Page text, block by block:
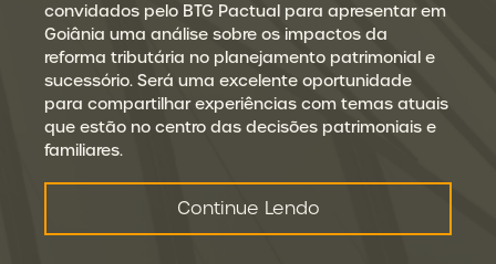
convidados pelo BTG Pactual para apresentar em
Goiânia uma análise sobre os impactos da
reforma tributária no planejamento patrimonial e
sucessório. Será uma excelente oportunidade
para compartilhar experiências com temas atuais
que estão no centro das decisões patrimoniais e
familiares.
Continue Lendo